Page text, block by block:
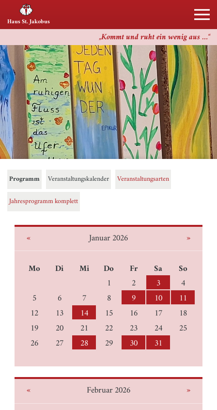
Kommt und ruht ein wenig aus …
Haus St. Jakobus
Programm Veranstaltungskalender Veranstaltungsarten
Jahresprogramm komplett
« Januar 2026 »
Mo Di Mi Do Fr Sa
So
1
2 3 4
5 6 7 8 9 10 11
12 13 14 15 16 17 18
19 20 21 22 23 24 25
26 27 28 29 30 31
« Februar 2026 »